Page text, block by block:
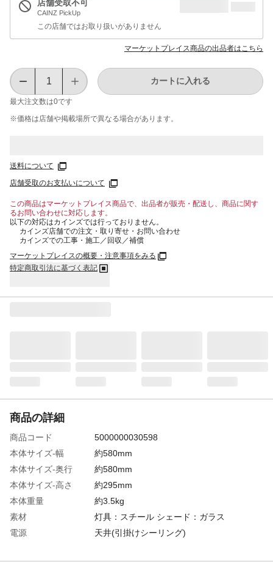
店舗受取不可
CAINZ PickUp
この店舗ではお取り扱いがありません
マーケットプレイス商品の出品者はこちら
最大注文数は0です
カートに入れる
※価格は​店舗や​掲載場所で​異なる​場合が​あります。
送料について
店舗受取のお支払いについて
この商品はマーケットプレイス商品で、出品者が販売・配送し、商品に関す
るお問い合わせに対応します。
以下の対応はカインズでは行っておりません。
カインズ店舗での注文・取り寄せ・お問い合わせ
カインズでの工事・施工／回収／補償
マーケットプレイスの概要・注意事項をみる
特定商取引法に基づく表記
商品の詳細
商品コード
5000000030598
本体サイズ-幅
約580mm
本体サイズ-奥行
約580mm
本体サイズ-高さ
約295mm
本体重量
約3.5kg
素材
灯具：スチール シェード：ガラス
電源
天井(引掛けシーリング)
リモコン切替
全点灯/3灯/2灯/消灯